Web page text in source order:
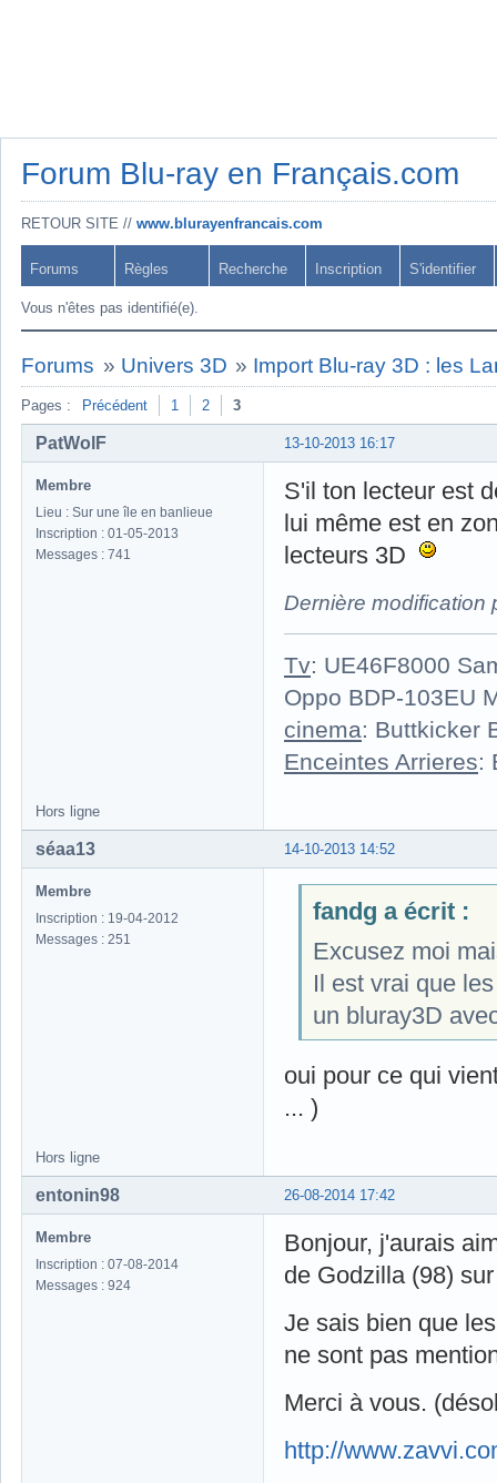
Forum Blu-ray en Français.com
RETOUR SITE // www.blurayenfrancais.com
Forums Règles Recherche Inscription S'identifier
Vous n'êtes pas identifié(e).
Forums » Univers 3D » Import Blu-ray 3D : les
Pages : Précédent 1 2 3
13-10-2013 16:17
PatWolF
Membre
Lieu : Sur une île en banlieue
Inscription : 01-05-2013
Messages : 741
S'il ton lecteur est
lui même est en
lecteurs 3D
Dernière modification
Tv: UE46F8000
Oppo BDP-103EU
cinema: Buttkicker
Enceintes Arrieres:
Hors ligne
14-10-2013 14:52
séaa13
Membre
Inscription : 19-04-2012
Messages : 251
fandg a écrit :
Excusez moi
Il est vrai que
un bluray3D
oui pour ce qui
... )
Hors ligne
26-08-2014 17:42
entonin98
Membre
Inscription : 07-08-2014
Messages : 924
Bonjour, j'aurais
de Godzilla (98)
Je sais bien que
ne sont pas
Merci à vous.
http://